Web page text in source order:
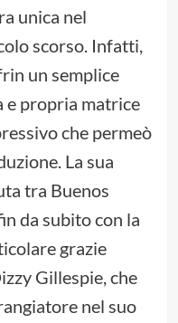
unica nel
scorso. Infatti,
un semplice
e propria matrice
che permeò
La sua
tra Buenos
da subito con la
grazie
Gillespie, che
nel suo